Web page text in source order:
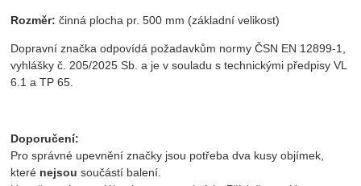
Rozměr: činná plocha pr. 500 mm (základní velikost)
Dopravní značka odpovídá požadavkům normy ČSN EN 12899-1,
vyhlášky č. 205/2025 Sb. a je v souladu s technickými předpisy VL
6.1 a TP 65.
Doporučení:
Pro správné upevnění značky jsou potřeba dva kusy objímek,
které nejsou součástí balení.